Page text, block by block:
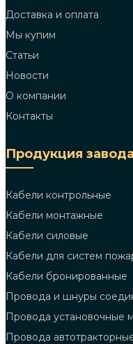
Доставка и оплата
Мы купим
Статьи
Новости
О компании
Контакты
Продукция завода
Кабели контрольные
Кабели монтажные
Кабели силовые
Кабели для систем
Кабели бронированные
Провода и шнуры
Провода установочные
Провода